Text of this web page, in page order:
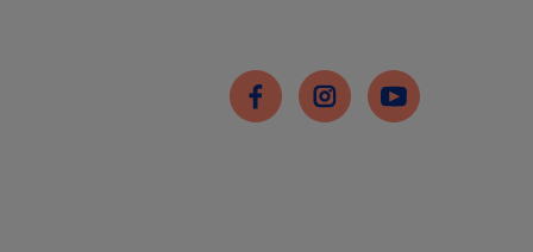
FacebookInstagramYoutube